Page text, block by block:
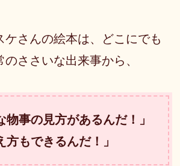
ケさんの絵本は、どこにでも
ささいな出来事から、
物事の見方があるんだ！」
方もできるんだ！」